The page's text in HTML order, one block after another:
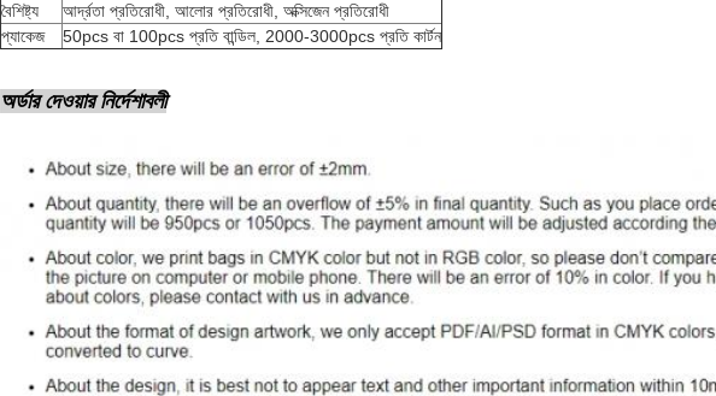
বৈশিষ্ট্য
আর্দ্রতা প্রতিরোধী, আলোর প্রতিরোধী, অক্সিজেন প্রতিরোধী
প্যাকেজ
50pcs বা 100pcs প্রতি বান্ডিল, 2000-3000pcs প্রতি কার্টন
অর্ডার দেওয়ার নির্দেশাবলী